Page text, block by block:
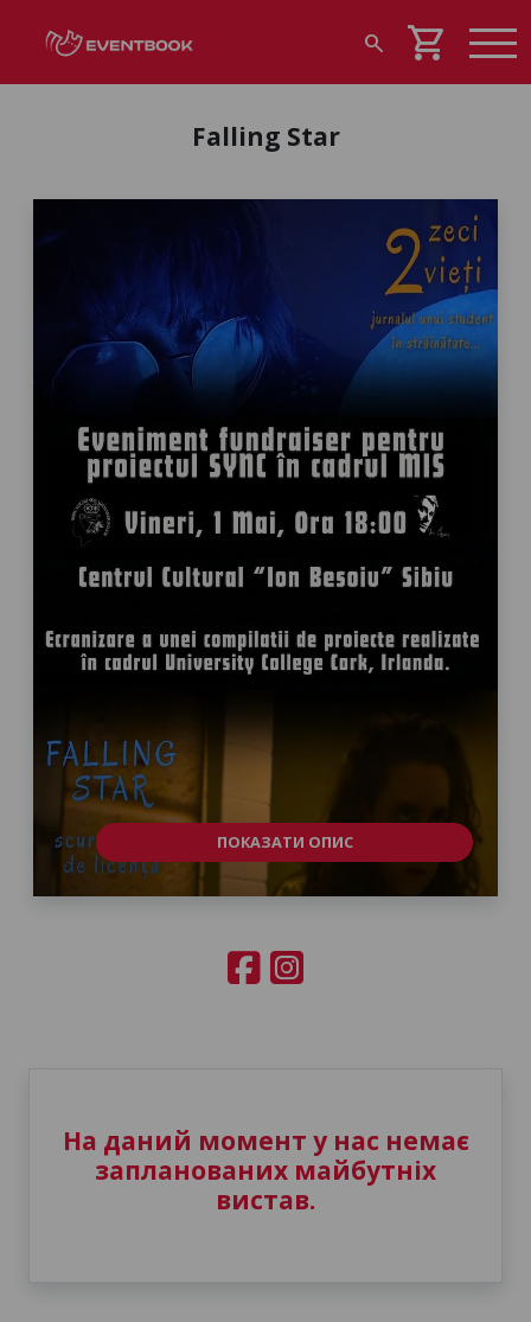
search shopping_cart
Falling Star
ПОКАЗАТИ ОПИС
На даний момент у нас немає
запланованих майбутніх
вистав.